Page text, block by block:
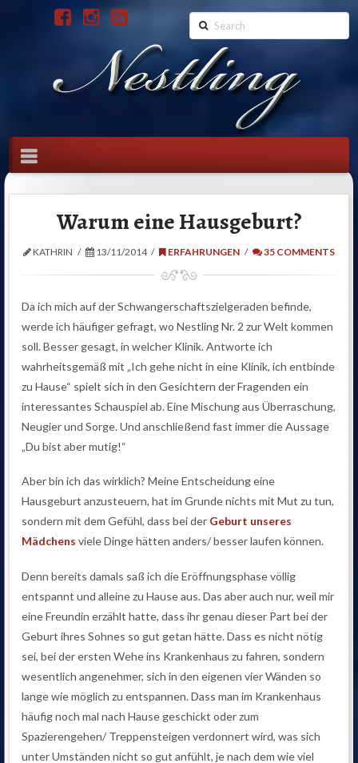
Search
Navigation
Warum eine Hausgeburt?
KATHRIN 13/11/2014 ERFAHRUNGEN 35 COMMENTS
Da ich mich auf der Schwangerschaftszielgeraden befinde,
werde ich häufiger gefragt, wo Nestling Nr. 2 zur Welt kommen
soll. Besser gesagt, in welcher Klinik. Antworte ich
wahrheitsgemäß mit „Ich gehe nicht in eine Klinik, ich entbinde
zu Hause“ spielt sich in den Gesichtern der Fragenden ein
interessantes Schauspiel ab. Eine Mischung aus Überraschung,
Neugier und Sorge. Und anschließend fast immer die Aussage
„Du bist aber mutig!“
Aber bin ich das wirklich? Meine Entscheidung eine
Hausgeburt anzusteuern, hat im Grunde nichts mit Mut zu tun,
sondern mit dem Gefühl, dass bei der Geburt unseres
Mädchens viele Dinge hätten anders/ besser laufen können.
Denn bereits damals saß ich die Eröffnungsphase völlig
entspannt und alleine zu Hause aus. Das aber auch nur, weil mir
eine Freundin erzählt hatte, dass ihr genau dieser Part bei der
Geburt ihres Sohnes so gut getan hätte. Dass es nicht nötig
sei, bei der ersten Wehe ins Krankenhaus zu fahren, sondern
wesentlich angenehmer, sich in den eigenen vier Wänden so
lange wie möglich zu entspannen. Dass man im Krankenhaus
häufig noch mal nach Hause geschickt oder zum
Spazierengehen/ Treppensteigen verdonnert wird, was sich
unter Umständen nicht so gut anfühlt, je nach dem wie viel